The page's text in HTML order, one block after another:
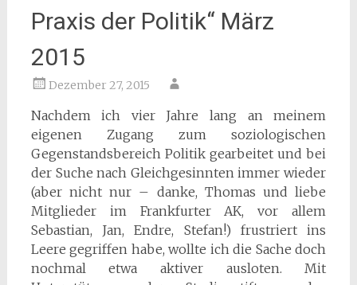
Praxis der Politik“ März
2015
Dezember 27, 2015
Nachdem ich vier Jahre lang an meinem
eigenen Zugang zum soziologischen
Gegenstandsbereich Politik gearbeitet und bei
der Suche nach Gleichgesinnten immer wieder
(aber nicht nur – danke, Thomas und liebe
Mitglieder im Frankfurter AK, vor allem
Sebastian, Jan, Endre, Stefan!) frustriert ins
Leere gegriffen habe, wollte ich die Sache doch
nochmal etwa aktiver ausloten. Mit